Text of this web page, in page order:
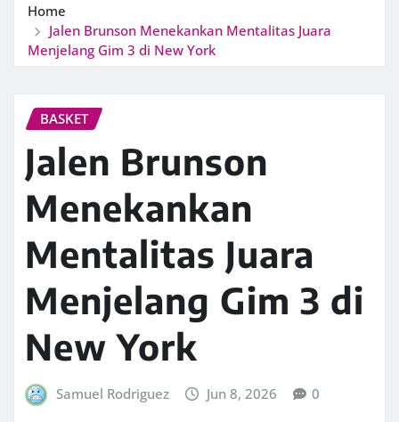
Home
Jalen Brunson Menekankan Mentalitas Juara
Menjelang Gim 3 di New York
BASKET
Jalen Brunson
Menekankan
Mentalitas Juara
Menjelang Gim 3 di
New York
Samuel Rodriguez Jun 8, 2026 0